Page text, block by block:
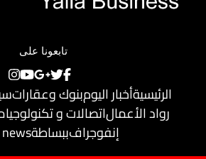
تابعونا على
الرئيسيةأخبار اليومبنوك وعقارات
رواد الأعمالاتصالات و تكنولوجيا
إنفوجرافببساطة